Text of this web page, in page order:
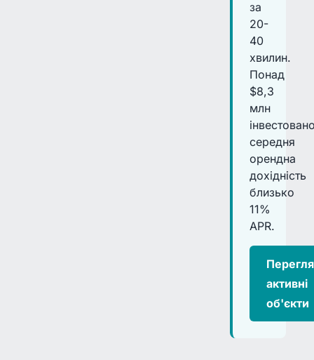
за
20-
40
хвилин.
Понад
$8,3
млн
середня
орендна
дохідність
близько
11%
APR.
активні
об'єкти